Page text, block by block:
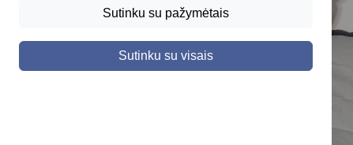
Sutinku su pažymėtais
Sutinku su visais